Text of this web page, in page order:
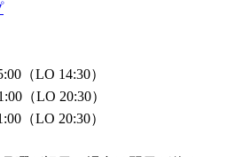
（LO 14:30）
（LO 20:30）
（LO 20:30）